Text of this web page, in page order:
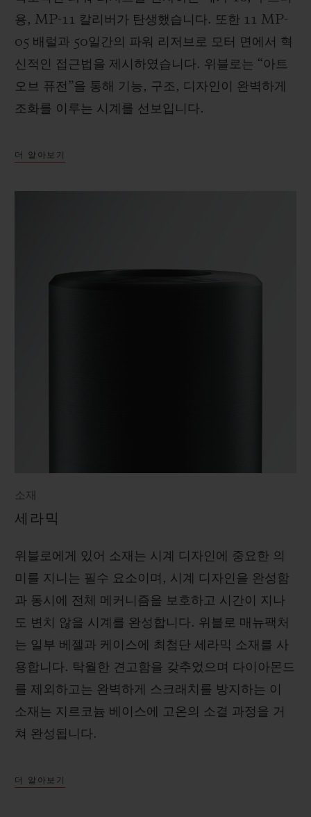
용, MP-11 칼리버가 탄생했습니다. 또한 11 MP-
05 배럴과 50일간의 파워 리저브로 모터 면에서 혁
신적인 접근법을 제시하였습니다. 위블로는 “아트
오브 퓨전”을 통해 기능, 구조, 디자인이 완벽하게
조화를 이루는 시계를 선보입니다.
더 알아보기
소재
세라믹
위블로에게 있어 소재는 시계 디자인에 중요한 의
미를 지니는 필수 요소이며, 시계 디자인을 완성함
과 동시에 전체 메커니즘을 보호하고 시간이 지나
도 변치 않을 시계를 완성합니다. 위블로 매뉴팩처
는 일부 베젤과 케이스에 최첨단 세라믹 소재를 사
용합니다. 탁월한 견고함을 갖추었으며 다이아몬드
를 제외하고는 완벽하게 스크래치를 방지하는 이
소재는 지르코늄 베이스에 고온의 소결 과정을 거
쳐 완성됩니다.
더 알아보기